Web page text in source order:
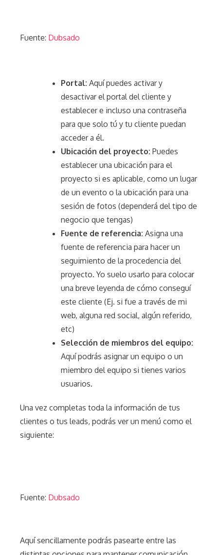
Fuente: Dubsado
Portal: Aquí puedes activar y
desactivar el portal del cliente y
establecer e incluso una contraseña
para que solo tú y tu cliente puedan
acceder a él.
Ubicación del proyecto: Puedes
establecer una ubicación para el
proyecto si es aplicable, como un lugar
de un evento o la ubicación para una
sesión de fotos (dependerá del tipo de
negocio que tengas)
Fuente de referencia: Asigna una
fuente de referencia para hacer un
seguimiento de la procedencia del
proyecto. Yo suelo usarlo para colocar
una breve leyenda de cómo conseguí
este cliente (Ej. si fue a través de mi
web, alguna red social, algún referido,
etc)
Selección de miembros del equipo:
Aquí podrás asignar un equipo o un
miembro del equipo si tienes varios
usuarios.
Una vez completas toda la información de tus
clientes o tus leads, podrás ver un menú como el
siguiente:
Fuente: Dubsado
Aquí sencillamente podrás pasearte entre las